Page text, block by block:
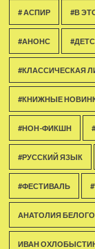
# АСПИР #В
#АНОНС
#КЛАССИЧЕСКАЯ
#КНИЖНЫЕ
#НОН-ФИКШН
#РУССКИЙ ЯЗЫК
#ФЕСТИВАЛЬ
АНАТОЛИЯ БЕЛОГО
ИВАН